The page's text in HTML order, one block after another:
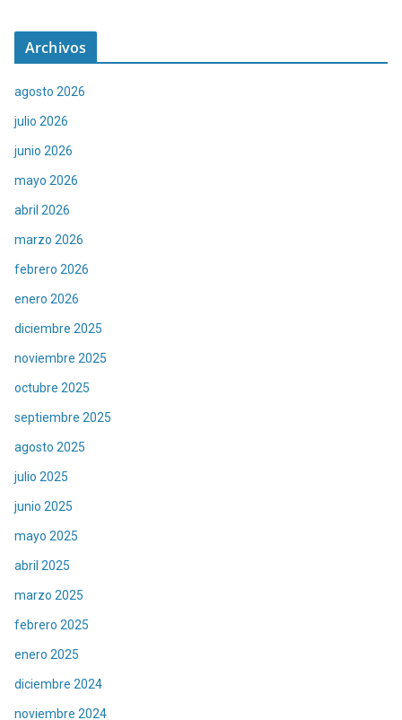
Archivos
agosto 2026
julio 2026
junio 2026
mayo 2026
abril 2026
marzo 2026
febrero 2026
enero 2026
diciembre 2025
noviembre 2025
octubre 2025
septiembre 2025
agosto 2025
julio 2025
junio 2025
mayo 2025
abril 2025
marzo 2025
febrero 2025
enero 2025
diciembre 2024
noviembre 2024